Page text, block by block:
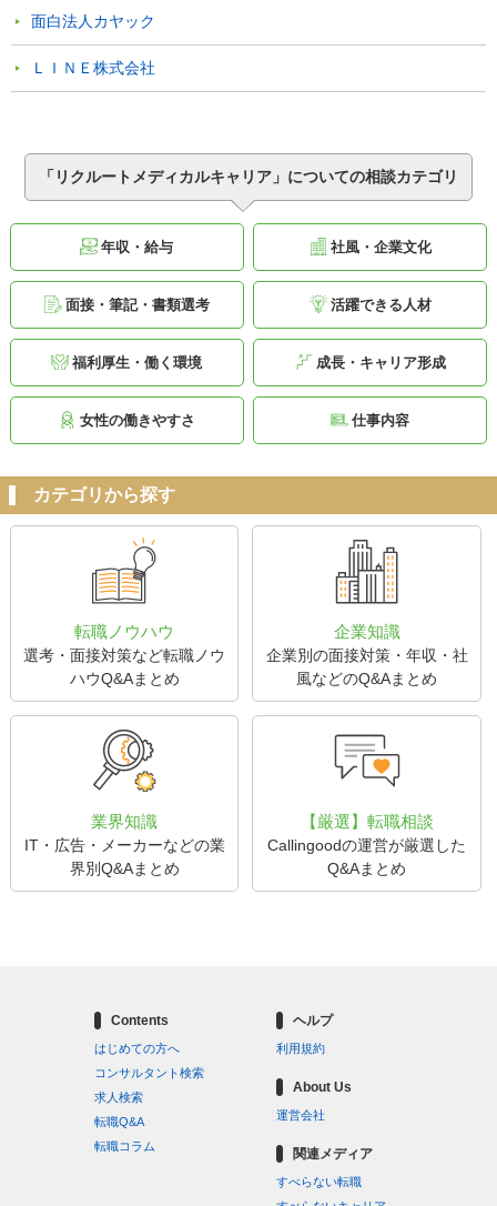
面白法人カヤック
ＬＩＮＥ株式会社
「リクルートメディカルキャリア」についての相談カテゴリ
年収・給与 社風・企業文化
面接・筆記・書類選考 活躍できる人材
福利厚生・働く環境 成長・キャリア形成
女性の働きやすさ 仕事内容
カテゴリから探す
転職ノウハウ
選考・面接対策など転職ノウ
ハウQ&Aまとめ
企業知識
企業別の面接対策・年収・社
風などのQ&Aまとめ
業界知識
IT・広告・メーカーなどの業
界別Q&Aまとめ
【厳選】転職相談
Callingoodの運営が厳選した
Q&Aまとめ
Contents
はじめての方へ
コンサルタント検索
求人検索
転職Q&A
転職コラム
ヘルプ
利用規約
About Us
運営会社
関連メディア
すべらない転職